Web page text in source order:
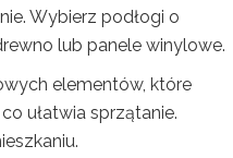
Wybierz podłogi o
lub panele winylowe.
elementów, które
ułatwia sprzątanie.